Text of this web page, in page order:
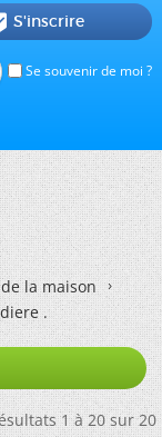
Se souvenir de moi ?
S'inscrire
la maison
.
1 à 20 sur 20